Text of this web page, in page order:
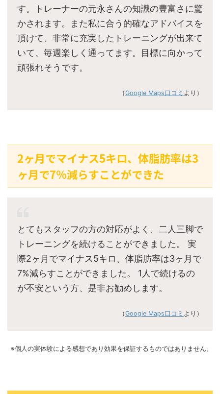
す。トレーナーの元永さんの知識の豊富さに驚
かされます。また私に合う的確なアドバイスを
頂けて、非常に充実したトレーニングが出来て
いて、毎週楽しく通ってます。目標に向かって
頑張れそうです。
（Google Maps口コミ より）
2ヶ月でマイナス5キロ、体脂肪率は3
ヶ月で7%減らすことができた
とてもスタッフの方の対応がよく、二人三脚で
トレーニングを続けることができました。 実
際2ヶ月でマイナス5キロ、体脂肪率は3ヶ月で
7%減らすことができました。 1人で続けるの
が不安という方、是非お勧めします。
（Google Maps口コミ より）
※個人の実体験による感想であり効果を保証するものではありません。